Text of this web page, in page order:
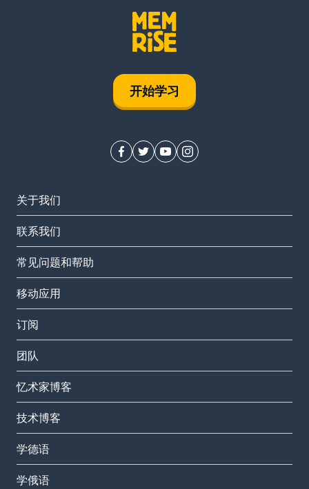
开始学习
关于我们
联系我们
常见问题和帮助
移动应用
订阅
团队
忆术家博客
技术博客
学德语
学俄语